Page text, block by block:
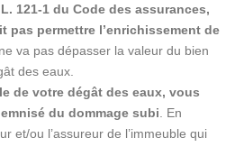
121-1 du Code des assurances,
pas permettre l’enrichissement de
va pas dépasser la valeur du bien
des eaux.
de votre dégât des eaux, vous
du dommage subi . En
et/ou l’assureur de l’immeuble qui